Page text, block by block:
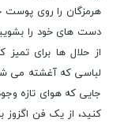
هرمزگان را روی پوست
دست های خود را
از حلال ها برای
لباسی که آغشته می
جایی که هوای تازه
کنید، از یک فن اگزوز